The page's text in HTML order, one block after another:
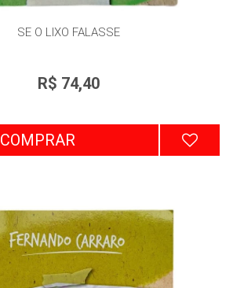
SE O LIXO FALASSE
R$ 74,40
COMPRAR